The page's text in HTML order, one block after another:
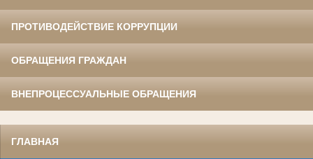
ПРОТИВОДЕЙСТВИЕ КОРРУПЦИИ
ОБРАЩЕНИЯ ГРАЖДАН
ВНЕПРОЦЕССУАЛЬНЫЕ ОБРАЩЕНИЯ
ГЛАВНАЯ